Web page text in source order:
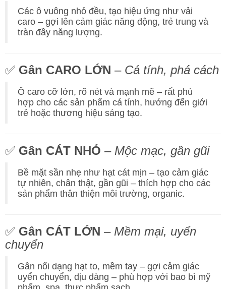
Các ô vuông nhỏ đều, tạo hiệu ứng như vải
caro – gợi lên cảm giác năng động, trẻ trung và
tràn đầy năng lượng.
✅ Gân CARO LỚN – Cá tính, phá cách
Ô caro cỡ lớn, rõ nét và mạnh mẽ – rất phù
hợp cho các sản phẩm cá tính, hướng đến giới
trẻ hoặc thương hiệu sáng tạo.
✅ Gân CÁT NHỎ – Mộc mạc, gần gũi
Bề mặt sần nhẹ như hạt cát mịn – tạo cảm giác
tự nhiên, chân thật, gần gũi – thích hợp cho các
sản phẩm thân thiện môi trường, organic.
✅ Gân CÁT LỚN – Mềm mại, uyển
chuyển
Gân nổi dạng hạt to, mềm tay – gợi cảm giác
uyển chuyển, dịu dàng – phù hợp với bao bì mỹ